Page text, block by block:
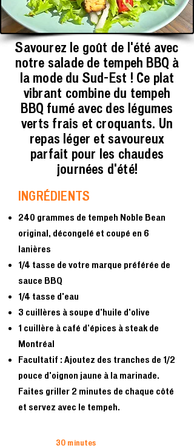
Savourez le goût de l'été avec
notre salade de tempeh BBQ à
la mode du Sud-Est ! Ce plat
vibrant combine du tempeh
BBQ fumé avec des légumes
verts frais et croquants. Un
repas léger et savoureux
parfait pour les chaudes
journées d'été!
INGRÉDIENTS
240 grammes de tempeh Noble Bean
original, décongelé et coupé en 6
lanières
1/4 tasse de votre marque préférée de
sauce BBQ
1/4 tasse d'eau
3 cuillères à soupe d'huile d'olive
1 cuillère à café d'épices à steak de
Montréal
Facultatif : Ajoutez des tranches de 1/2
pouce d'oignon jaune à la marinade.
Faites griller 2 minutes de chaque côté
et servez avec le tempeh.
30 minutes